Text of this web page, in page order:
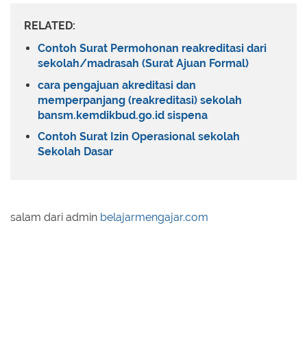
RELATED:
Contoh Surat Permohonan reakreditasi dari
sekolah/madrasah (Surat Ajuan Formal)
cara pengajuan akreditasi dan
memperpanjang (reakreditasi) sekolah
bansm.kemdikbud.go.id sispena
Contoh Surat Izin Operasional sekolah
Sekolah Dasar
salam dari admin belajarmengajar.com